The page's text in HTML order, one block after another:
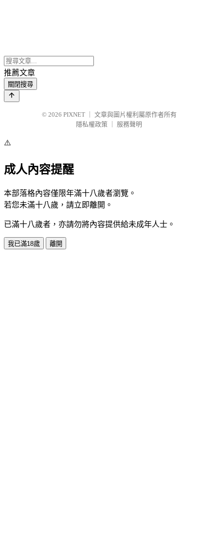
推薦文章
關閉搜尋
© 2026 PIXNET
文章與圖片權利屬原作者所有
隱私權政策
服務聲明
⚠️
成人內容提醒
本部落格內容僅限年滿十八歲者瀏覽。
若您未滿十八歲，請立即離開。
已滿十八歲者，亦請勿將內容提供給未成年人士。
我已滿18歲 離開